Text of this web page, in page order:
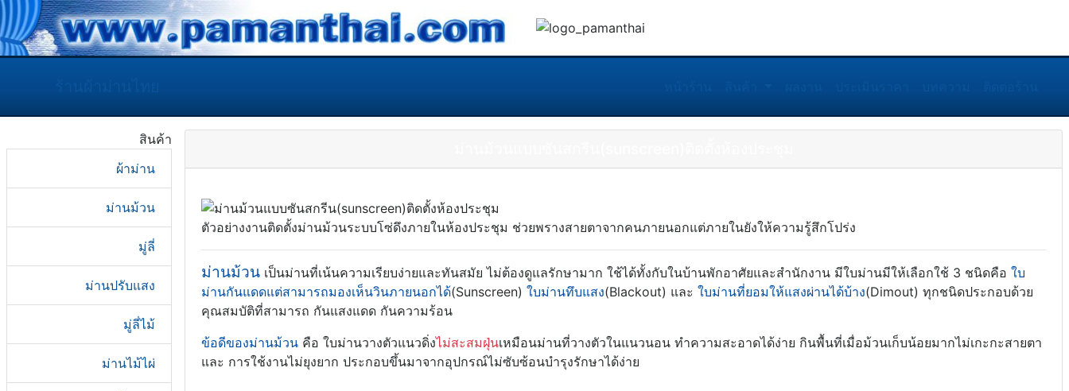
สินค้า
ผ้าม่าน
ม่านม้วน
มู่ลี่
ม่านปรับแสง
มู่ลี่ไม้
ม่านไม้ไผ่
ตัวอย่างงานติดตั้งม่านม้วนระบบโซ่ดึงภายในห้องประชุม ช่วยพรางสายตาจากคนภายนอกแต่ภายในยังให้ความรู้สึกโปร่ง
ม่านม้วน เป็นม่านที่เน้นความเรียบง่ายและทันสมัย ไม่ต้องดูแลรักษามาก ใช้ได้ทั้งกับในบ้านพักอาศัยและสำนักงาน มีใบม่านมีให้เลือกใช้ 3 ชนิดคือ ใบ
ม่านกันแดดแต่สามารถมองเห็นวินภายนอกได้(Sunscreen) ใบม่านทึบแสง(Blackout) และ ใบม่านที่ยอมให้แสงผ่านได้บ้าง(Dimout) ทุกชนิดประกอบด้วย
คุณสมบัติที่สามารถ กันแสงแดด กันความร้อน
ข้อดีของม่านม้วน คือ ใบม่านวางตัวแนวดิ่งไม่สะสมฝุ่นเหมือนม่านที่วางตัวในแนวนอน ทำความสะอาดได้ง่าย กินพื้นที่เมื่อม้วนเก็บน้อยมากไม่เกะกะสายตา
และ การใช้งานไม่ยุงยาก ประกอบขึ้นมาจากอุปกรณ์ไม่ซับซ้อนบำรุงรักษาได้ง่าย